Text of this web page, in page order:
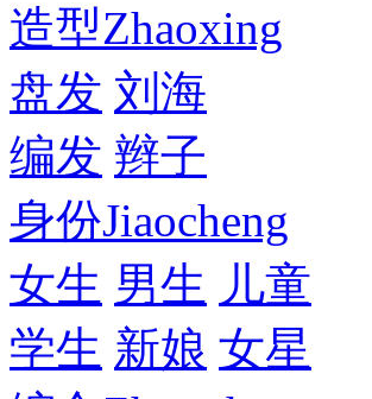
造型Zhaoxing
盘发 刘海
编发 辫子
身份Jiaocheng
女生 男生 儿童
学生 新娘 女星